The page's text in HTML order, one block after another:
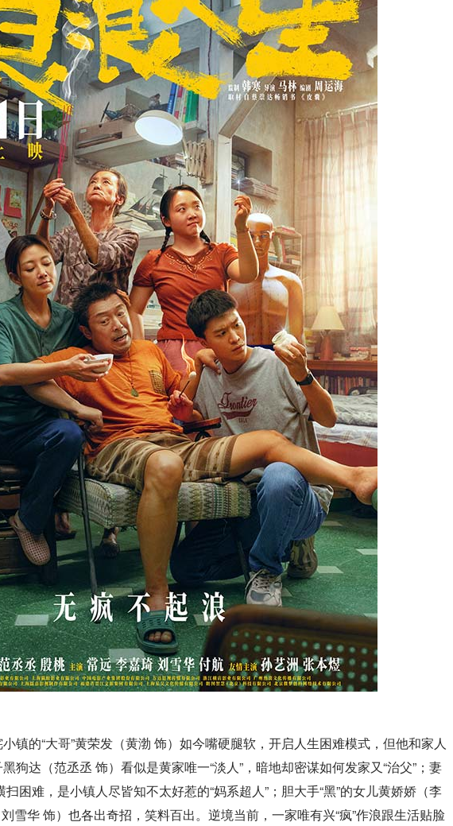
镇的“大哥”黄荣发（黄渤 饰）如今嘴硬腿软，开启人生困难模式，但他和家人
狗达（范丞丞 饰）看似是黄家唯一“淡人”，暗地却密谋如何发家又“治父”；妻
困难，是小镇人尽皆知不太好惹的“妈系超人”；胆大手“黑”的女儿黄娇娇（李
雪华 饰）也各出奇招，笑料百出。逆境当前，一家唯有兴“疯”作浪跟生活贴脸